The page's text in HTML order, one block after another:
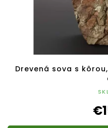
Drevená sova s